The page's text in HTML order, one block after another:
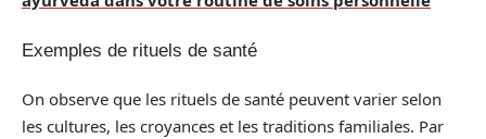
Exemples de rituels de santé
On observe que les rituels de santé peuvent varier selon
les cultures, les croyances et les traditions familiales. Par